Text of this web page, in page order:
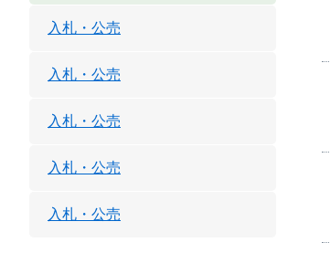
入札・公売
入札・公売
入札・公売
入札・公売
入札・公売